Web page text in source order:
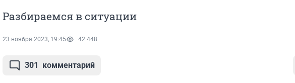
Разбираемся в ситуации
23 ноября 2023, 19:45 42 448
301 комментарий